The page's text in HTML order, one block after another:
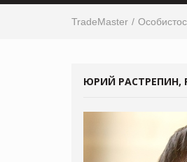
TradeMaster
ЮРИЙ РАСТРЕПИН,